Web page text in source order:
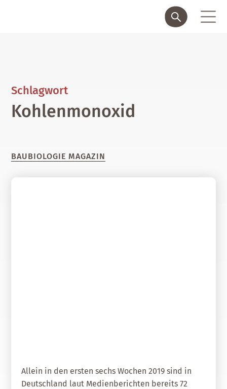
Schlagwort
Kohlenmonoxid
BAUBIOLOGIE MAGAZIN
Allein in den ersten sechs Wochen 2019 sind in
Deutschland laut Medienberichten bereits 72